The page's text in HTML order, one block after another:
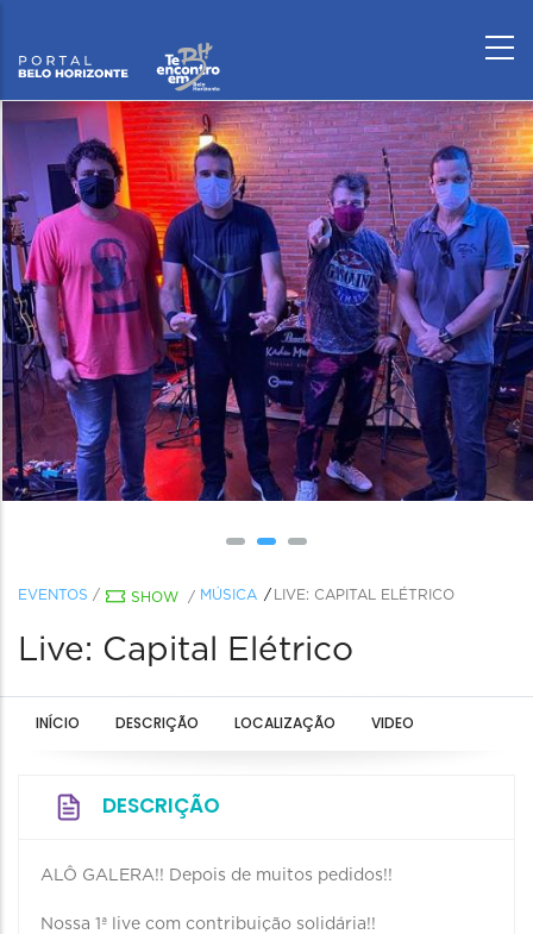
EVENTOS / SHOW / MÚSICA LIVE: CAPITAL ELÉTRICO
Live: Capital Elétrico
INÍCIO DESCRIÇÃO LOCALIZAÇÃO VIDEO
DESCRIÇÃO
ALÔ GALERA!! Depois de muitos pedidos!!
Nossa 1ª live com contribuição solidária!!